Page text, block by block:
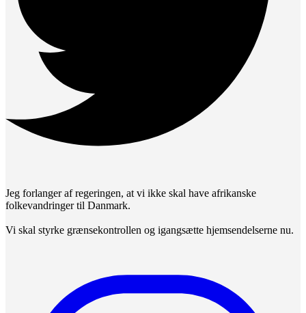
Jeg forlanger af regeringen, at vi ikke skal have afrikanske
folkevandringer til Danmark.
Vi skal styrke grænsekontrollen og igangsætte hjemsendelserne nu.